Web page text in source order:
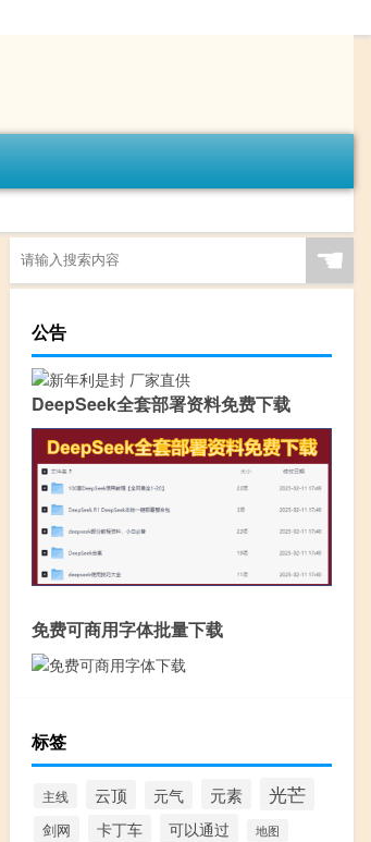
☚
公告
DeepSeek全套部署资料免费下载
免费可商用字体批量下载
标签
主线 云顶 元气 元素 光芒
剑网 卡丁车 可以通过 地图